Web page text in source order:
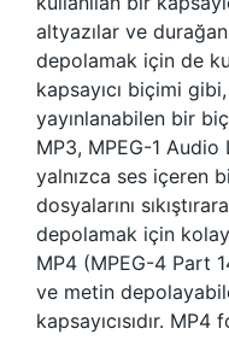
altyazılar ve
depolamak için de
kapsayıcı biçimi
yayınlanabilen bir
MP3, MPEG-1 Audio
yalnızca ses içeren
dosyalarını
depolamak için
MP4 (MPEG-4 Part
ve metin
kapsayıcısıdır. MP4